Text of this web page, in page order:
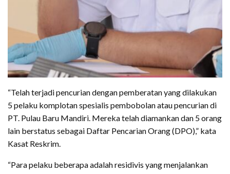
“Telah terjadi pencurian dengan pemberatan yang dilakukan
5 pelaku komplotan spesialis pembobolan atau pencurian di
PT. Pulau Baru Mandiri. Mereka telah diamankan dan 5 orang
lain berstatus sebagai Daftar Pencarian Orang (DPO),” kata
Kasat Reskrim.
“Para pelaku beberapa adalah residivis yang menjalankan